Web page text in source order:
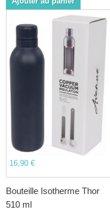
16,90 €
Bouteille Isotherme Thor
510 ml